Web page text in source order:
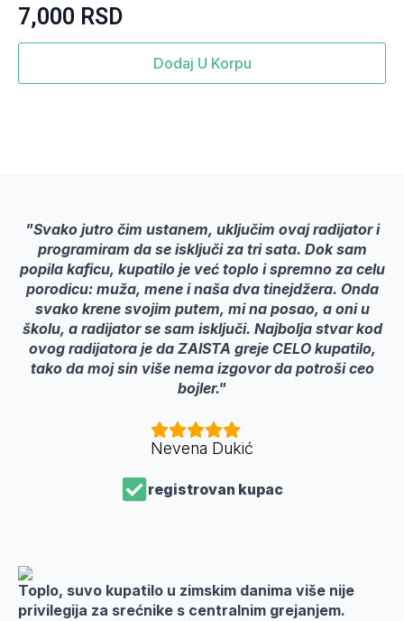
7,000 RSD
Dodaj U Korpu
"Svako jutro čim ustanem, uključim ovaj radijator i
programiram da se isključi za tri sata. Dok sam
popila kaficu, kupatilo je već toplo i spremno za celu
porodicu: muža, mene i naša dva tinejdžera. Onda
svako krene svojim putem, mi na posao, a oni u
školu, a radijator se sam isključi. Najbolja stvar kod
ovog radijatora je da ZAISTA greje CELO kupatilo,
tako da moj sin više nema izgovor da potroši ceo
bojler."
Nevena Dukić
registrovan kupac
Toplo, suvo kupatilo u zimskim danima više nije
privilegija za srećnike s centralnim grejanjem.